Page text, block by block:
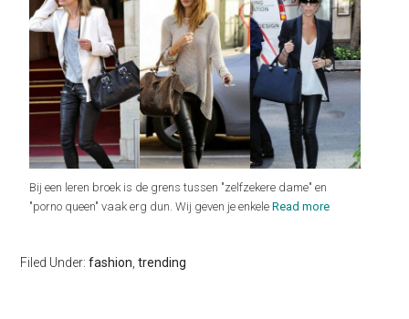
Bij een leren broek is de grens tussen "zelfzekere dame" en
"porno queen" vaak erg dun. Wij geven je enkeleRead more
Filed Under:fashion ,trending